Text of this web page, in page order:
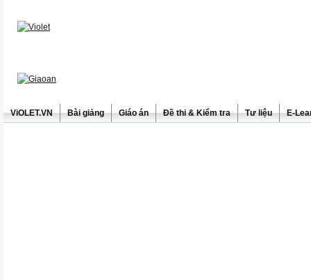
ViOLET.VN Bài giảng Giáo án Đề thi & Kiểm tra Tư liệu E-